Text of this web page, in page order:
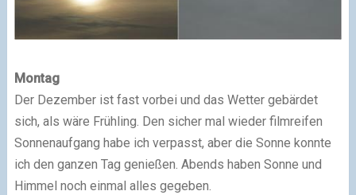
Montag
Der Dezember ist fast vorbei und das Wetter gebärdet
sich, als wäre Frühling. Den sicher mal wieder filmreifen
Sonnenaufgang habe ich verpasst, aber die Sonne konnte
ich den ganzen Tag genießen. Abends haben Sonne und
Himmel noch einmal alles gegeben.